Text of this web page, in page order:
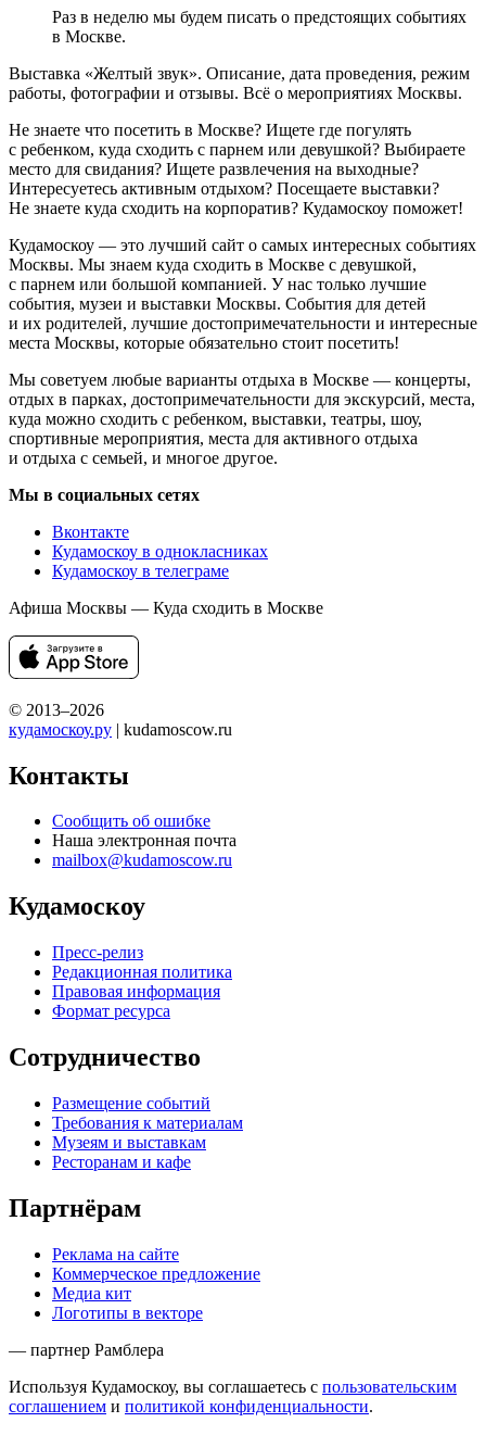
Раз в неделю мы будем писать о предстоящих событиях
в Москве.
Выставка «Желтый звук». Описание, дата проведения, режим
работы, фотографии и отзывы. Всё о мероприятиях Москвы.
Не знаете что посетить в Москве? Ищете где погулять
с ребенком, куда сходить с парнем или девушкой? Выбираете
место для свидания? Ищете развлечения на выходные?
Интересуетесь активным отдыхом? Посещаете выставки?
Не знаете куда сходить на корпоратив? Кудамоскоу поможет!
Кудамоскоу — это лучший сайт о самых интересных событиях
Москвы. Мы знаем куда сходить в Москве с девушкой,
с парнем или большой компанией. У нас только лучшие
события, музеи и выставки Москвы. События для детей
и их родителей, лучшие достопримечательности и интересные
места Москвы, которые обязательно стоит посетить!
Мы советуем любые варианты отдыха в Москве — концерты,
отдых в парках, достопримечательности для экскурсий, места,
куда можно сходить с ребенком, выставки, театры, шоу,
спортивные мероприятия, места для активного отдыха
и отдыха с семьей, и многое другое.
Мы в социальных сетях
Вконтакте
Кудамоскоу в однокласниках
Кудамоскоу в телеграме
Афиша Москвы — Куда сходить в Москве
© 2013–2026
кудамоскоу.ру | kudamoscow.ru
Контакты
Сообщить об ошибке
Наша электронная почта
mailbox@kudamoscow.ru
Кудамоскоу
Пресс-релиз
Редакционная политика
Правовая информация
Формат ресурса
Сотрудничество
Размещение событий
Требования к материалам
Музеям и выставкам
Ресторанам и кафе
Партнёрам
Реклама на сайте
Коммерческое предложение
Медиа кит
Логотипы в векторе
— партнер Рамблера
Используя Кудамоскоу, вы соглашаетесь с пользовательским
соглашением и политикой конфиденциальности.